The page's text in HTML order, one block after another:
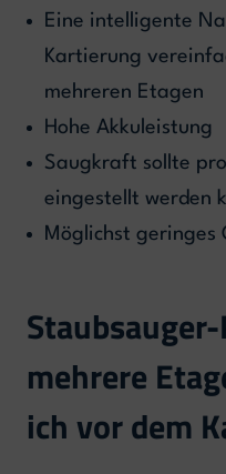
Eine intelligente
Kartierung
mehreren Etagen
Hohe Akkuleistung
Saugkraft sollte
eingestellt werden
Möglichst geringes
mehrere
ich vor dem